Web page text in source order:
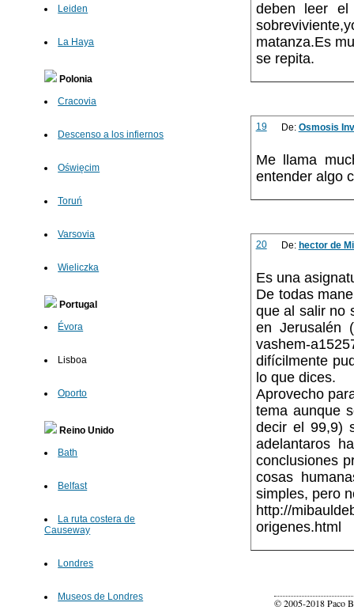
Leiden
La Haya
Polonia
Cracovia
Descenso a los infiernos
Oświęcim
Toruń
Varsovia
Wieliczka
Portugal
Évora
Lisboa
Oporto
Reino Unido
Bath
Belfast
La ruta costera de
Causeway
Londres
Museos de Londres
deben leer el
matanza.Es
se repita.
19 De: Osmosis
Me llama
entender algo
20 De: hector de
Es una
De todas
que al salir no
en Jerusalén
vashem-
difícilmente
lo que dices.
Aprovecho
tema aunque
decir el 99,9)
adelantaros
conclusiones
cosas
simples, pero
http://
origenes.html
© 2005-2018 Paco